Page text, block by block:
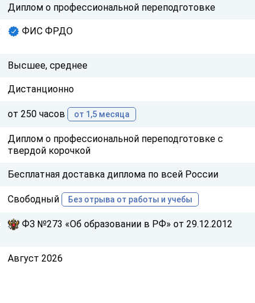
Диплом о профессиональной переподготовке
ФИС ФРДО
Высшее, среднее
Дистанционно
от 250 часов от 1,5 месяца
Диплом о профессиональной переподготовке с
твердой корочкой
Бесплатная доставка диплома по всей России
Свободный Без отрыва от работы и учебы
ФЗ №273 «Об образовании в РФ» от 29.12.2012
Август 2026